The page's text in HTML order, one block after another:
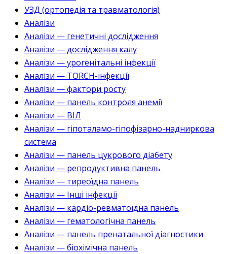
УЗД (ортопедія та травматологія)
Аналізи
Аналізи — генетичні дослідження
Аналізи — дослідження калу
Аналізи — урогенітальні інфекції
Аналізи — TORCH-інфекції
Аналізи — фактори росту
Аналізи — панель контроля анемії
Аналізи — ВІЛ
Аналізи — гіпоталамо-гіпофізарно-надниркова
система
Аналізи — панель цукрового діабету
Аналізи — репродуктивна панель
Аналізи — тиреоїдна панель
Аналізи — Інші інфекції
Аналізи — кардіо-ревматоїдна панель
Аналізи — гематологічна панель
Аналізи — панель пренатальної діагностики
Аналізи — біохімічна панель